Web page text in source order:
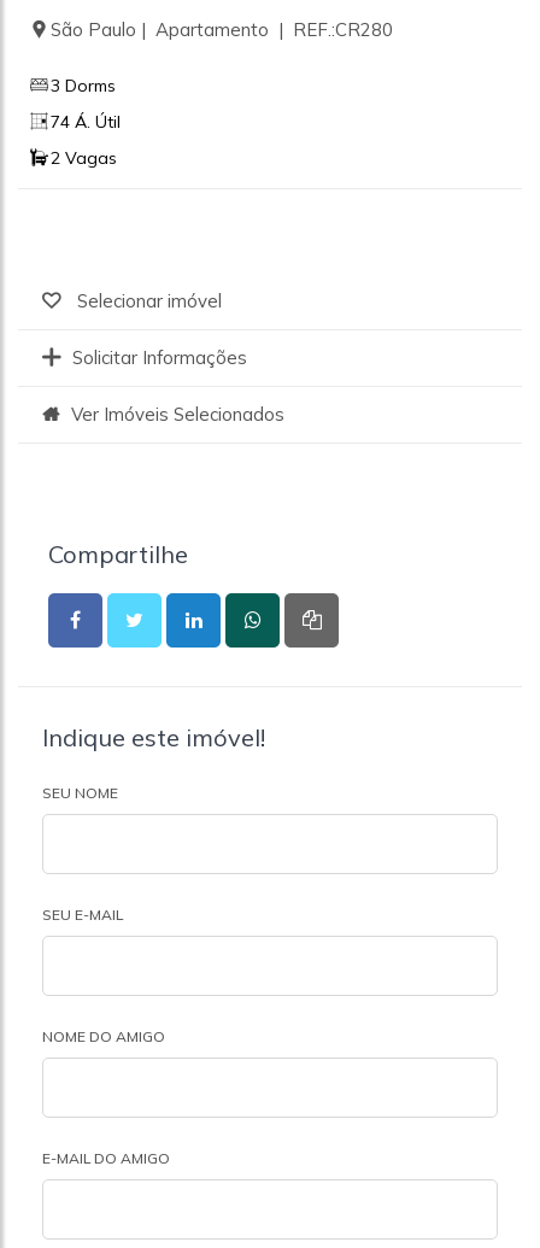
São Paulo | Apartamento | REF.:CR280
3 Dorms
74 Á. Útil
2 Vagas
Selecionar imóvel
Solicitar Informações
Ver Imóveis Selecionados
Compartilhe
Indique este imóvel!
SEU NOME
SEU E-MAIL
NOME DO AMIGO
E-MAIL DO AMIGO